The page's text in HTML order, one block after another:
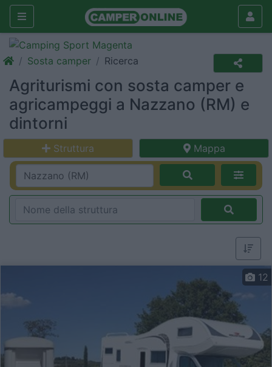
Sosta camper Ricerca
Agriturismi con sosta camper e
agricampeggi a Nazzano (RM) e
dintorni
Struttura Mappa
12